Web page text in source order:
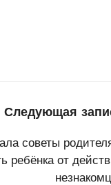
Следующая
советы
ребёнка от